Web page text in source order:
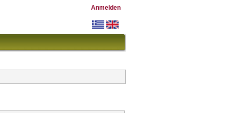
Anmelden